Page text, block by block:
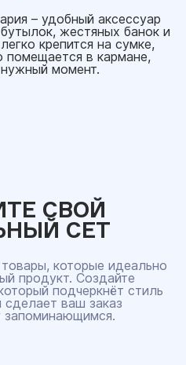
– удобный аксессуар
жестяных банок и
крепится на сумке,
помещается в кармане,
момент.
СВОЙ
СЕТ
которые идеально
продукт. Создайте
подчеркнёт стиль
ваш заказ
запоминающимся.